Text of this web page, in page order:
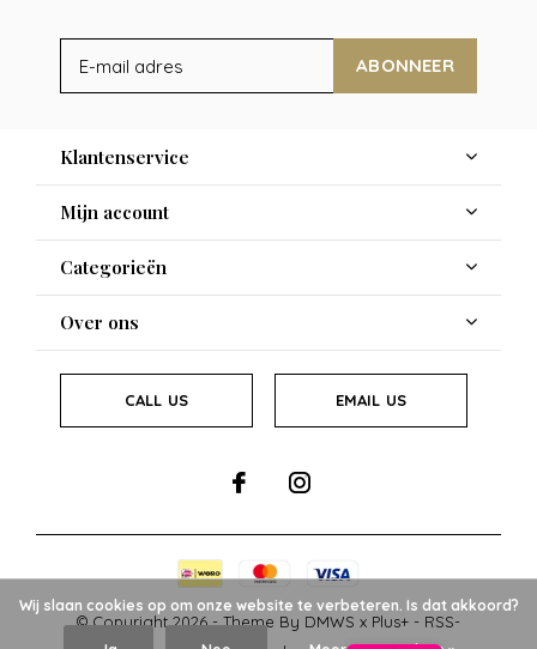
ABONNEER
Klantenservice
Mijn account
Categorieën
Over ons
CALL US EMAIL US
© Copyright2026- Theme By DMWS x Plus+ - RSS-
Wij slaan cookies op om onze website te verbeteren. Is dat akkoord?